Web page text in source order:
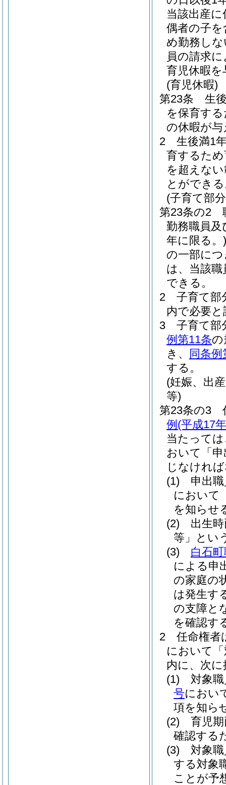
当該出産
偶者の子を
め勤務し
員の請求
育児休暇
(育児休暇)
第23条
生
を保育す
の休暇が
2
生後満1
育するた
を超えな
とができ
(子育て部
第23条の2
勤務職員及
年に限る。)
の一部に
は、当該
できる。
2
子育て部
内で必要
3
子育て部
例第11条の
き、
同条例
する。
(妊娠、出
等)
第23条の3
例 (平成17
当たって
おいて「
じなけれ
(1)
申出
において
を知らせ
(2)
出生
等」とい
(3)
白石
による申
の家庭の
は発生す
の支障と
を確認す
2
任命権者
において
内に、次
(1)
対象
号におい
項を知ら
(2)
育児
確認する
(3)
対象
する対象
ことが予